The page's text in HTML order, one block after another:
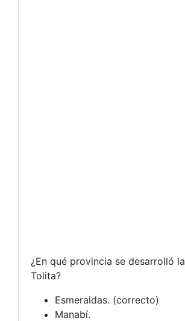
¿En qué provincia se desarrolló
Tolita?
Esmeraldas. (correcto)
Manabí.